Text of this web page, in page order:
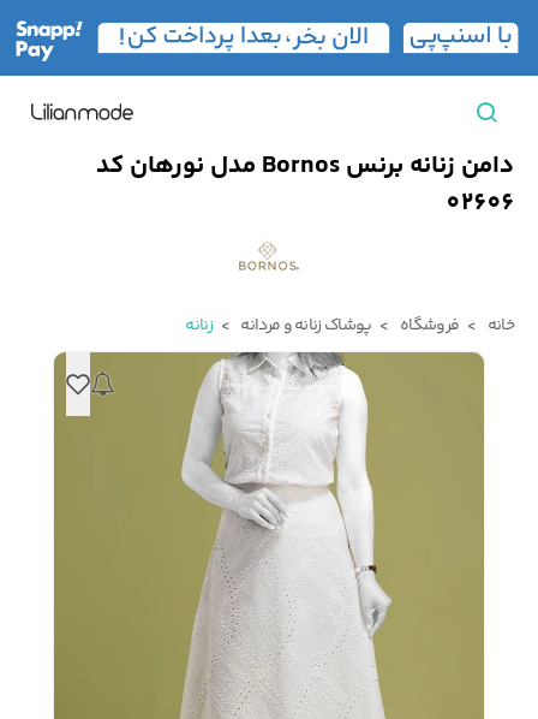
زنانه
مشاهده همه محصولات
بارانی مردانه پالتو مردانه
جوراب مردانه کت مردانه
شلوارک مردانه ژاکت و پلیور مردانه
دامن زنانه برنس Bornos مدل نورهان کد
02606
خانه فروشگاه پوشاک زنانه و مردانه زنانه